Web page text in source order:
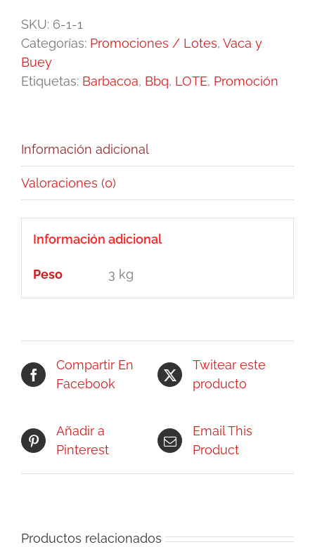
SKU: 6-1-1
Categorías: Promociones / Lotes, Vaca y
Buey
Etiquetas: Barbacoa, Bbq, LOTE, Promoción
Información adicional
Valoraciones (0)
Información adicional
Peso 3 kg
Compartir En
Facebook
Twitear este
producto
Añadir a
Pinterest
Email This
Product
Productos relacionados